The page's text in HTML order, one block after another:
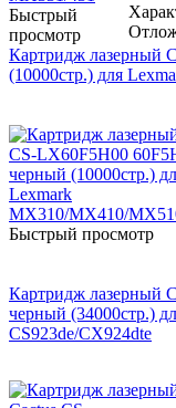
Быстрый
просмотр
Картридж лазерный
(10000стр.) для
Быстрый просмотр
Картридж лазерный
черный (34000стр.)
CS923de/CX924dte